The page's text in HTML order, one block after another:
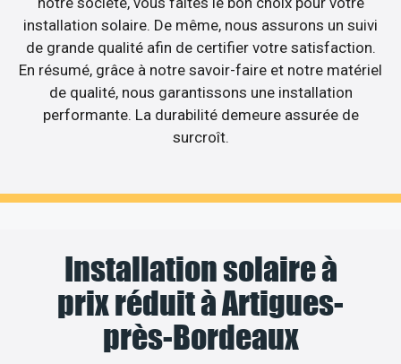
installation solaire. De même, nous assurons un suivi
de grande qualité afin de certifier votre satisfaction.
En résumé, grâce à notre savoir-faire et notre matériel
de qualité, nous garantissons une installation
performante. La durabilité demeure assurée de
surcroît.
Installation solaire à
prix réduit à Artigues-
près-Bordeaux